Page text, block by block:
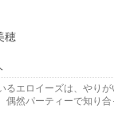
穂
るエロイーズは、やり
偶然パーティーで知り